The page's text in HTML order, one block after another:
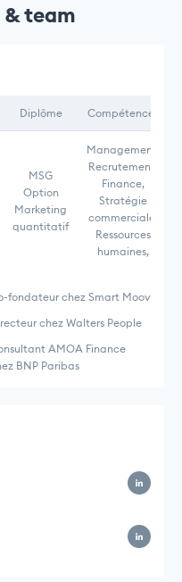
team
Diplôme Compétences
MSG
Option
Marketing
quantitatif
Management,
Recrutement,
Finance,
Stratégie
commerciale,
Ressources
humaines,
fondateur chez Smart Moov
chez Walters People
AMOA Finance
BNP Paribas